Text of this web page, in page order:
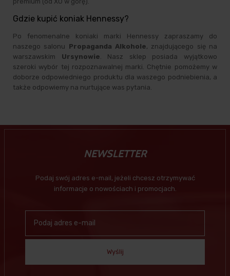
Gdzie kupić koniak Hennessy?
Po fenomenalne koniaki marki Hennessy zapraszamy do
naszego salonu Propaganda Alkohole, znajdującego się na
warszawskim Ursynowie . Nasz sklep posiada wyjątkowo
szeroki wybór tej rozpoznawalnej marki. Chętnie pomożemy w
doborze odpowiedniego produktu dla waszego podniebienia, a
także odpowiemy na nurtujące was pytania.
NEWSLETTER
Podaj swój adres e-mail, jeżeli chcesz otrzymywać
informacje o nowościach i promocjach.
Wyślij